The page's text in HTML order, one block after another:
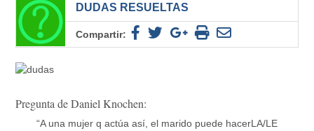
DUDAS RESUELTAS
Compartir:
Pregunta de Daniel Knochen:
“A una mujer q actúa así, el marido puede hacerLA/LE